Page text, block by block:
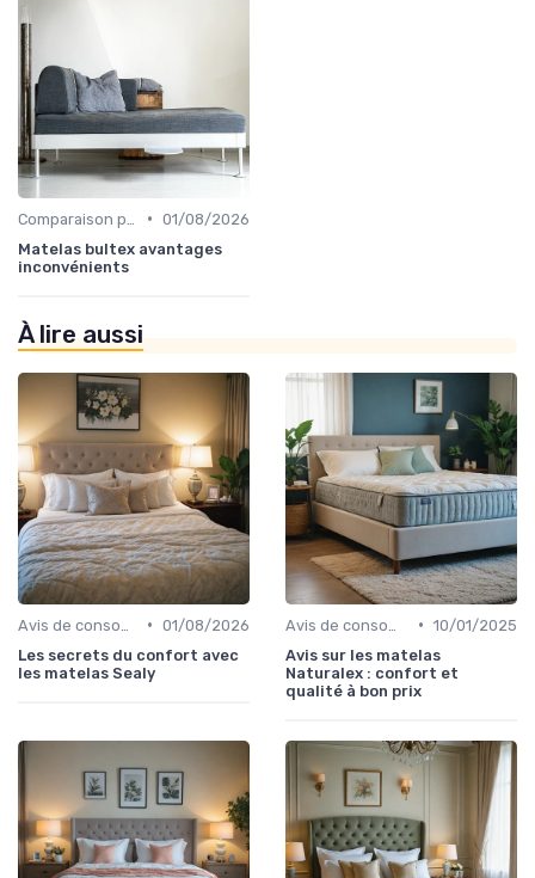
• 01/08/2026
Matelas bultex avantages
inconvénients
À lire aussi
• 01/08/2026
Les secrets du confort avec
les matelas Sealy
• 10/01/2025
Avis sur les matelas
Naturalex : confort et
qualité à bon prix